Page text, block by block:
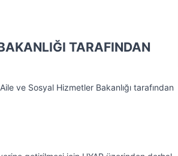
TARAFINDAN
ve Sosyal Hizmetler Bakanlığı tarafından